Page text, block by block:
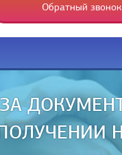
Обратный звонок